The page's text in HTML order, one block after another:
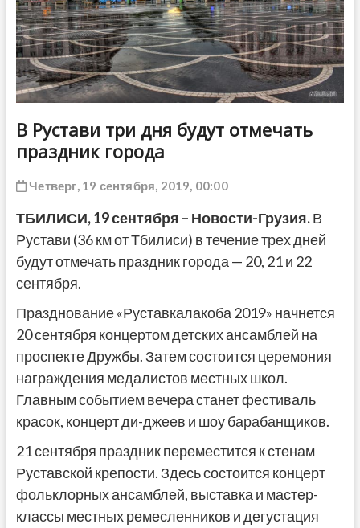
В Рустави три дня будут отмечать
праздник города
Четверг, 19 сентября, 2019, 00:00
ТБИЛИСИ,19сентября – Новости-Грузия.В
Рустави (36 км от Тбилиси) в течение трех дней
будут отмечать праздник города — 20, 21 и 22
сентября.
Празднование «Руставкалакоба 2019» начнется
20 сентября концертом детских ансамблей на
проспекте Дружбы. Затем состоится церемония
награждения медалистов местных школ.
Главным событием вечера станет фестиваль
красок, концерт ди-джеев и шоу барабанщиков.
21 сентября праздник переместится к стенам
Руставской крепости. Здесь состоится концерт
фольклорных ансамблей, выставка и мастер-
классы местных ремесленников и дегустация